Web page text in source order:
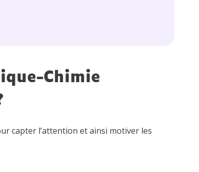
Chimie
capter l’attention et ainsi motiver les